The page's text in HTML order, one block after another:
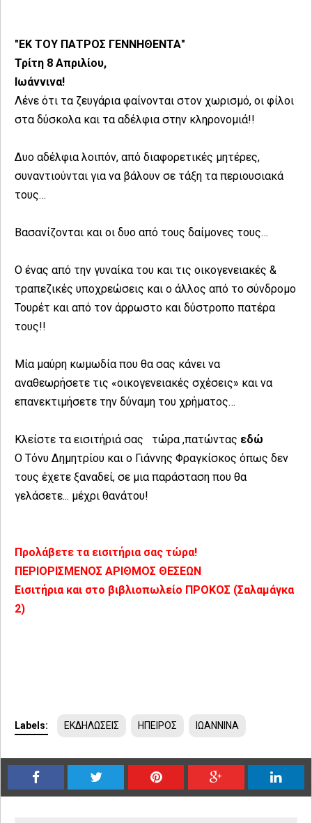
"ΕΚ ΤΟΥ ΠΑΤΡΟΣ ΓΕΝΝΗΘΕΝΤΑ"
Τρίτη 8 Απριλίου,
Ιωάννινα!
Λένε ότι τα ζευγάρια φαίνονται στον χωρισμό, οι φίλοι
στα δύσκολα και τα αδέλφια στην κληρονομιά!!
Δυο αδέλφια λοιπόν, από διαφορετικές μητέρες,
συναντιούνται για να βάλουν σε τάξη τα περιουσιακά
τους…
Βασανίζονται και οι δυο από τους δαίμονες τους…
Ο ένας από την γυναίκα του και τις οικογενειακές &
τραπεζικές υποχρεώσεις και ο άλλος από το σύνδρομο
Τουρέτ και από τον άρρωστο και δύστροπο πατέρα
τους!!
Μία μαύρη κωμωδία που θα σας κάνει να
αναθεωρήσετε τις «οικογενειακές σχέσεις» και να
επανεκτιμήσετε την δύναμη του χρήματος…
Κλείστε τα εισιτήριά σας τώρα ,πατώντας εδώ
Ο Τόνυ Δημητρίου και ο Γιάννης Φραγκίσκος όπως δεν
τους έχετε ξαναδεί, σε μια παράσταση που θα
γελάσετε... μέχρι θανάτου!
Προλάβετε τα εισιτήρια σας τώρα!
ΠΕΡΙΟΡΙΣΜΕΝΟΣ ΑΡΙΘΜΟΣ ΘΕΣΕΩΝ
Εισιτήρια και στο βιβλιοπωλείο ΠΡΟΚΟΣ (Σαλαμάγκα
2)
Labels: ΕΚΔΗΛΩΣΕΙΣ ΗΠΕΙΡΟΣ ΙΩΑΝΝΙΝΑ